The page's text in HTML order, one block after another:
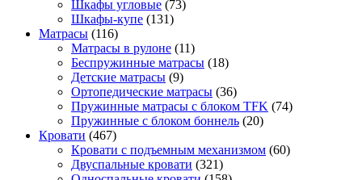
Шкафы угловые (73)
Шкафы-купе (131)
Матрасы (116)
Матрасы в рулоне (11)
Беспружинные матрасы (18)
Детские матрасы (9)
Ортопедические матрасы (36)
Пружинные матрасы с блоком TFK (74)
Пружинные с блоком боннель (20)
Кровати (467)
Кровати с подъемным механизмом (60)
Двуспальные кровати (321)